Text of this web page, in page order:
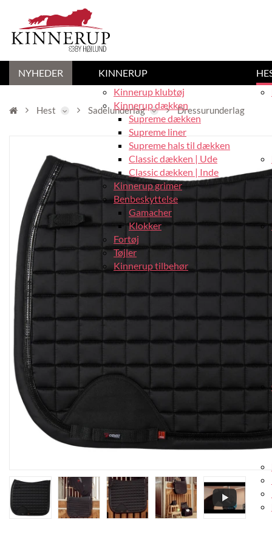
NYHEDER
KINNERUP
Kinnerup klubtøj
Kinnerup dækken
Supreme dækken
Supreme liner
Supreme hals til dækken
Classic dækken | Ude
Classic dækken | Inde
Kinnerup grimer
Benbeskyttelse
Gamacher
Klokker
Fortøj
Tøjler
Kinnerup tilbehør
Hest Sadelunderlag Dressurunderlag